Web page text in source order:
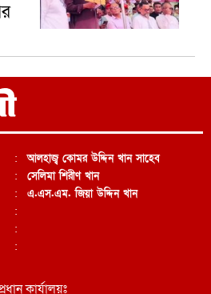
:
:
:
:
:
:
আলহাজ্ব কোমর উদ্দিন খান সাহেব
সেলিমা শিরীণ খান
এ.এস.এম. জিয়া উদ্দিন খান
কার্যালয়ঃ